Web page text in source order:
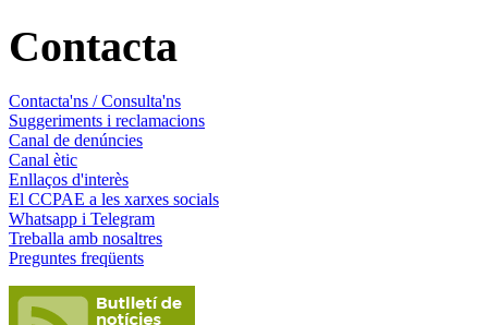
Contacta
Contacta'ns / Consulta'ns
Suggeriments i reclamacions
Canal de denúncies
Canal ètic
Enllaços d'interès
El CCPAE a les xarxes socials
Whatsapp i Telegram
Treballa amb nosaltres
Preguntes freqüents